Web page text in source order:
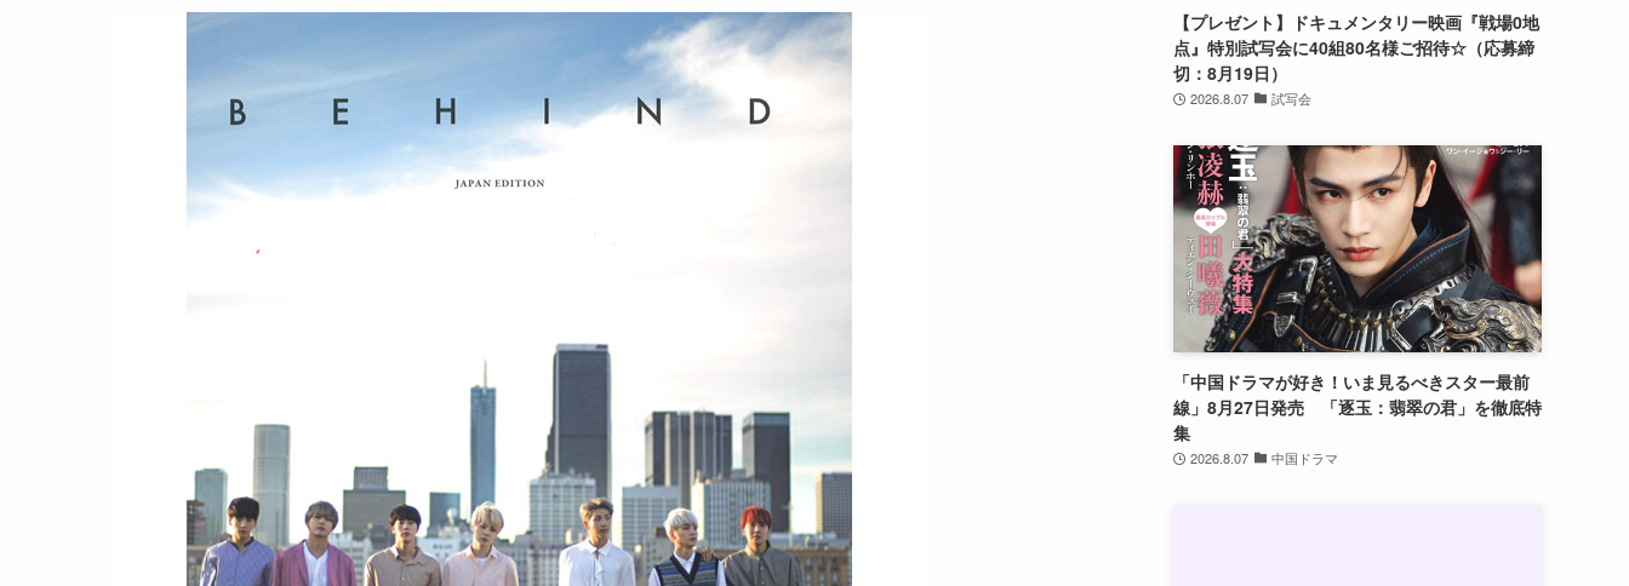
【プレゼント】ドキュメンタリー映画『戦場0地
点』特別試写会に40組80名様ご招待☆（応募締
切：8月19日）
2026.8.07 試写会
「中国ドラマが好き！いま見るべきスター最前
線」8月27日発売 「逐玉：翡翠の君」を徹底特
集
2026.8.07 中国ドラマ